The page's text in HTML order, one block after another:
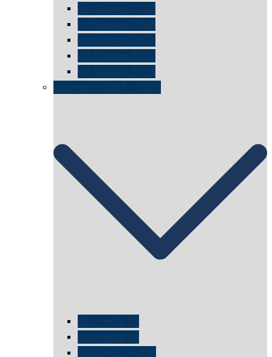
Art Cologne 2015
Art Cologne 2014
Art Cologne 2013
Art Cologne 2012
Art Cologne 2011
documenta 1987 – 2022
documenta 15
documenta 14
dOCUMENTA(13)